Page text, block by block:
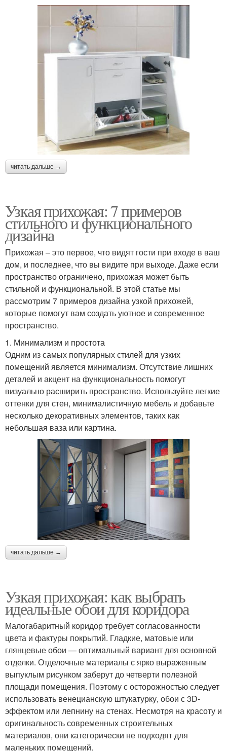
читать дальше →
Узкая прихожая: 7 примеров
стильного и функционального
дизайна
Прихожая – это первое, что видят гости при входе в ваш
дом, и последнее, что вы видите при выходе. Даже если
пространство ограничено, прихожая может быть
стильной и функциональной. В этой статье мы
рассмотрим 7 примеров дизайна узкой прихожей,
которые помогут вам создать уютное и современное
пространство.
1. Минимализм и простота
Одним из самых популярных стилей для узких
помещений является минимализм. Отсутствие лишних
деталей и акцент на функциональность помогут
визуально расширить пространство. Используйте легкие
оттенки для стен, минималистичную мебель и добавьте
несколько декоративных элементов, таких как
небольшая ваза или картина.
читать дальше →
Узкая прихожая: как выбрать
идеальные обои для коридора
Малогабаритный коридор требует согласованности
цвета и фактуры покрытий. Гладкие, матовые или
глянцевые обои — оптимальный вариант для основной
отделки. Отделочные материалы с ярко выраженным
выпуклым рисунком заберут до четверти полезной
площади помещения. Поэтому с осторожностью следует
использовать венецианскую штукатурку, обои с 3D-
эффектом или лепнину на стенах. Несмотря на красоту и
оригинальность современных строительных
материалов, они категорически не подходят для
маленьких помещений.